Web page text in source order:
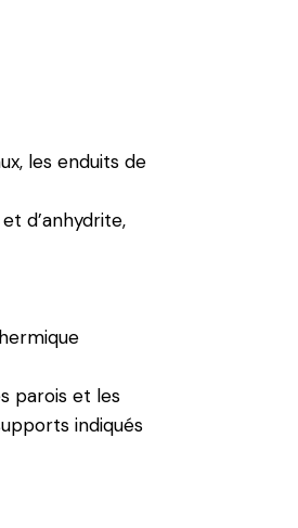
les enduits de
d’anhydrite,
parois et les
indiqués